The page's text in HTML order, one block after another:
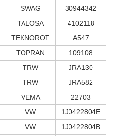
SWAG
30944342
TALOSA
4102118
TEKNOROT
A547
TOPRAN
109108
TRW
JRA130
TRW
JRA582
VEMA
22703
VW
1J0422804E
VW
1J0422804B